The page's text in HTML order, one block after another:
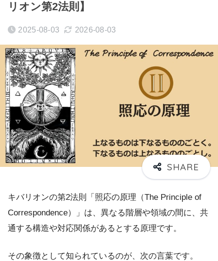
リオン第2法則】
2025-08-03 2026-08-03
キバリオンの第2法則「照応の原理（The Principle of
Correspondence）」は、異なる階層や領域の間に、共
通する構造や対応関係があるとする原理です。
その象徴として知られているのが、次の言葉です。